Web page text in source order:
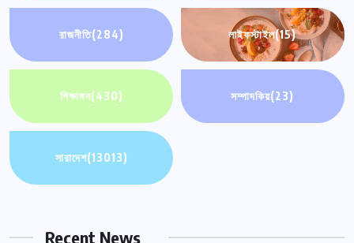
রাজনীতি(284) লাইফস্টাইল(15)
শিক্ষাঙ্গন(430) সম্পাদকিয়(23)
সারাদেশ(13013)
Recent News